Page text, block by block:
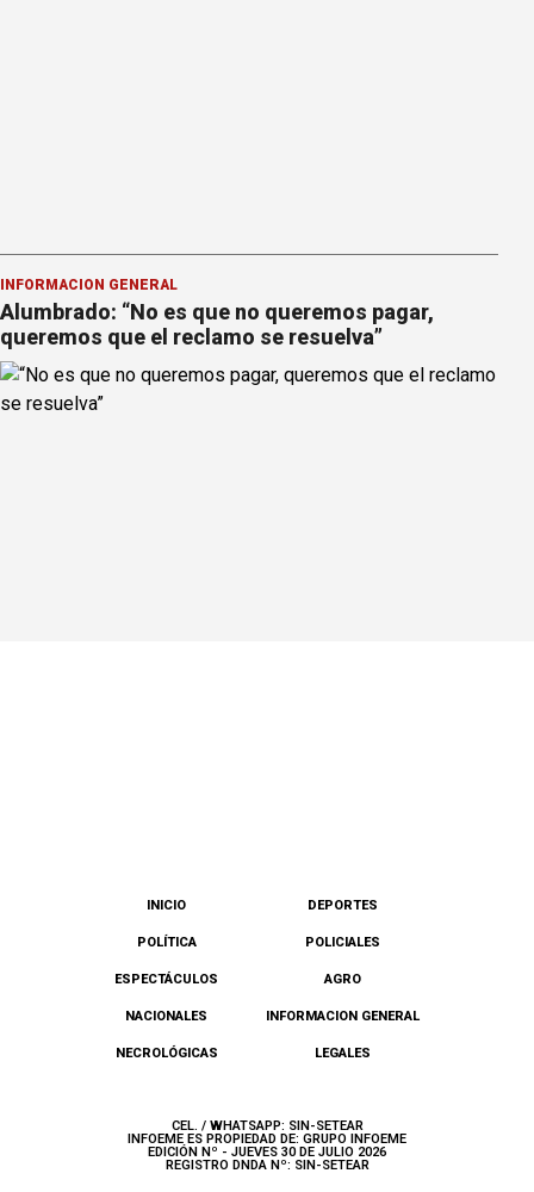
INFORMACION GENERAL
Alumbrado: “No es que no queremos pagar,
queremos que el reclamo se resuelva”
INICIO DEPORTES
POLÍTICA POLICIALES
ESPECTÁCULOS AGRO
NACIONALES INFORMACION GENERAL
NECROLÓGICAS LEGALES
CEL. / WHATSAPP: SIN-SETEAR
INFOEME ES PROPIEDAD DE: GRUPO INFOEME
EDICIÓN Nº - JUEVES 30 DE JULIO 2026
REGISTRO DNDA Nº: SIN-SETEAR